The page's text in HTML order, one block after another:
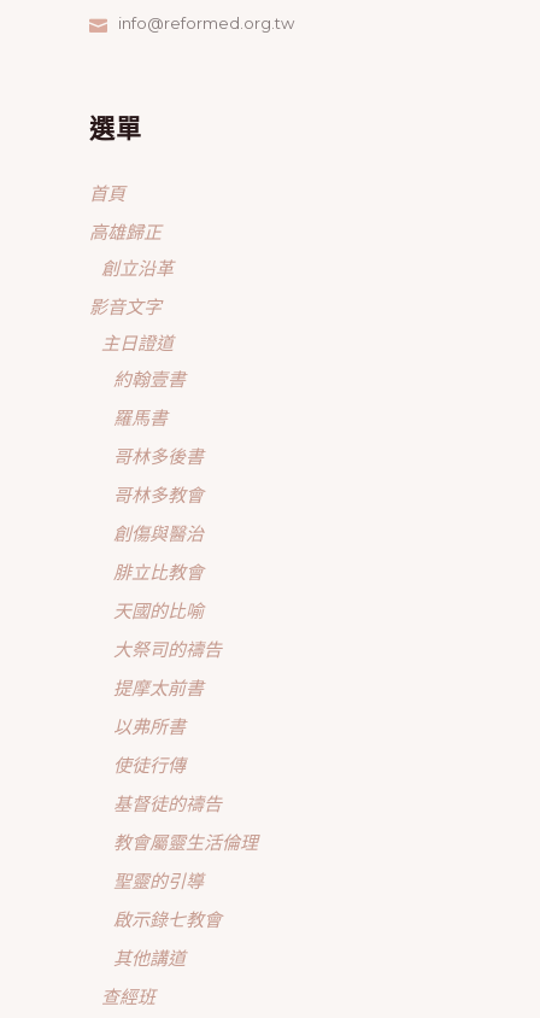
info@reformed.org.tw
選單
首頁
高雄歸正
創立沿革
影音文字
主日證道
約翰壹書
羅馬書
哥林多後書
哥林多教會
創傷與醫治
腓立比教會
天國的比喻
大祭司的禱告
提摩太前書
以弗所書
使徒行傳
基督徒的禱告
教會屬靈生活倫理
聖靈的引導
啟示錄七教會
其他講道
查經班